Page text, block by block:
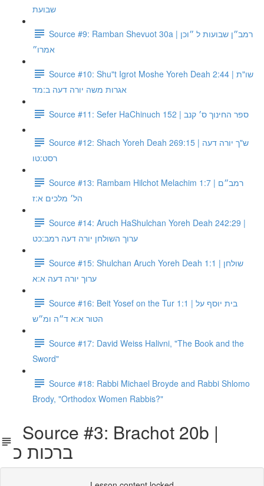
שבועת
Source #9: Ramban Shevuot 30a | רמב״ן שבועות ל ״וכן
אמרו״
Source #10: Shu"t Igrot Moshe Yoreh Deah 2:44 | שו"ת
אגרות משה יורה דעה ב:מד
Source #11: Sefer HaChinuch 152 | ספר החינוך ס׳ קנב
Source #12: Shach Yoreh Deah 269:15 | ש"ך יורה דעה
רסט:טו
Source #13: Rambam Hilchot Melachim 1:7 | רמב״ם
הל׳ מלכים א:ז
Source #14: Aruch HaShulchan Yoreh Deah 242:29 |
ערוך השולחן יורה דעה רמב:כט
Source #15: Shulchan Aruch Yoreh Deah 1:1 | שולחן
ערוך יורה דעה א:א
Source #16: Beit Yosef on the Tur 1:1 | בית יוסף על
הטור א:א ד״ה ומ״ש
Source #17: David Weiss Halivni, "The Book and the
Sword"
Source #18: Rabbi Michael Broyde and Rabbi Shlomo
Brody, "Orthodox Women Rabbis?"
Source #3: Brachot 20b |
ברכות כ